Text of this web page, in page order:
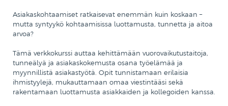
Asiakaskohtaamiset ratkaisevat enemmän kuin koskaan –
mutta syntyykö kohtaamisissa luottamusta, tunnetta ja aitoa
arvoa?
Tämä verkkokurssi auttaa kehittämään vuorovaikutustaitoja,
tunneälyä ja asiakaskokemusta osana työelämää ja
myynnillistä asiakastyötä. Opit tunnistamaan erilaisia
ihmistyylejä, mukauttamaan omaa viestintääsi sekä
rakentamaan luottamusta asiakkaiden ja kollegoiden kanssa.